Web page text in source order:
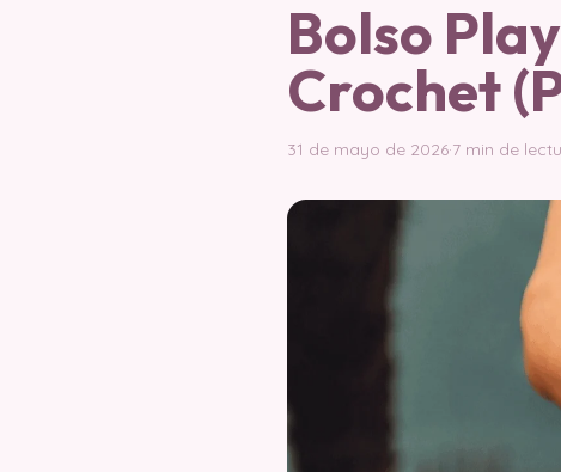
Bolso
Crochet
31 de mayo de 2026·7 min de